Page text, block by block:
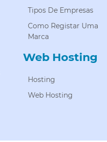
Tipos De Empresas
Como Registar Uma
Marca
Web Hosting
Hosting
Web Hosting